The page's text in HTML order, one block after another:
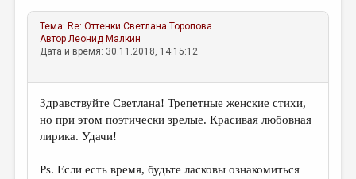
ЦИКЛЫ ПУБЛИКАЦИЙ
ТРЕДИАКОВСКИЙ
МЕДИА
ВКОНТАКТЕ
Тема: Re: Оттенки Светлана Торопова
АвторЛеонид Малкин
Дата и время: 30.11.2018, 14:15:12
Здравствуйте Светлана! Трепетные женские стихи,
но при этом поэтически зрелые. Красивая любовная
лирика. Удачи!
Ps. Если есть время, будьте ласковы ознакомиться